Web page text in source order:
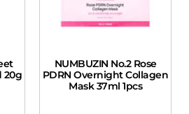
20g
NUMBUZIN No.2 Rose
PDRN Overnight Collagen
Mask 37ml 1pcs